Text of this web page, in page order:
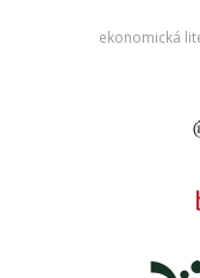
ekonomická